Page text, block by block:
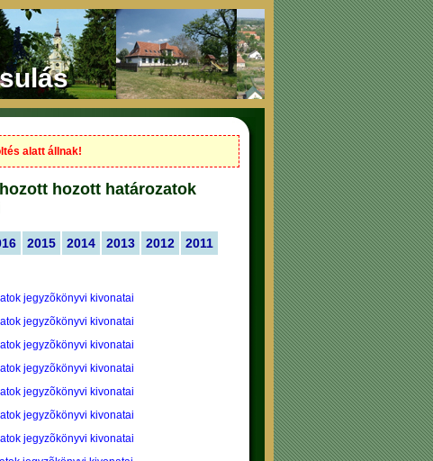
alatt állnak!
hozott határozatok
2015 2014 2013 2012
2011
jegyzõkönyvi kivonatai
jegyzõkönyvi kivonatai
jegyzõkönyvi kivonatai
jegyzõkönyvi kivonatai
jegyzõkönyvi kivonatai
jegyzõkönyvi kivonatai
jegyzõkönyvi kivonatai